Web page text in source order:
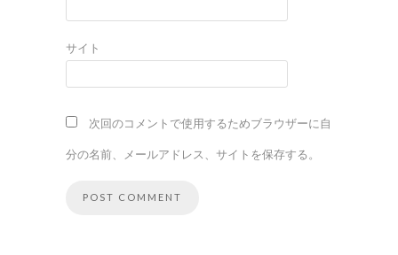
サイト
次回のコメントで使用するためブラウザーに自
分の名前、メールアドレス、サイトを保存する。